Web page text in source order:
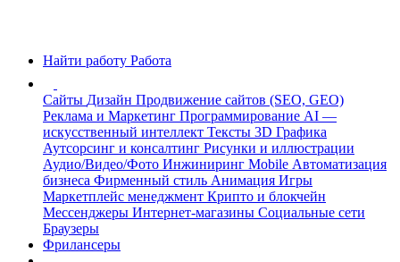
Найти работу Работа
Сайты Дизайн Продвижение сайтов (SEO, GEO)
Реклама и Маркетинг Программирование AI —
искусственный интеллект Тексты 3D Графика
Аутсорсинг и консалтинг Рисунки и иллюстрации
Аудио/Видео/Фото Инжиниринг Mobile Автоматизация
бизнеса Фирменный стиль Анимация Игры
Маркетплейс менеджмент Крипто и блокчейн
Мессенджеры Интернет-магазины Социальные сети
Браузеры
Фрилансеры